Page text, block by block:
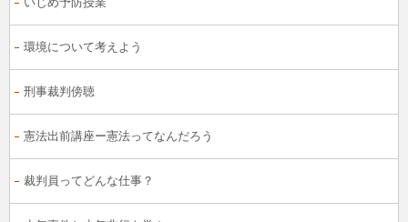
環境について考えよう
刑事裁判傍聴
憲法出前講座ー憲法ってなんだろう
裁判員ってどんな仕事？